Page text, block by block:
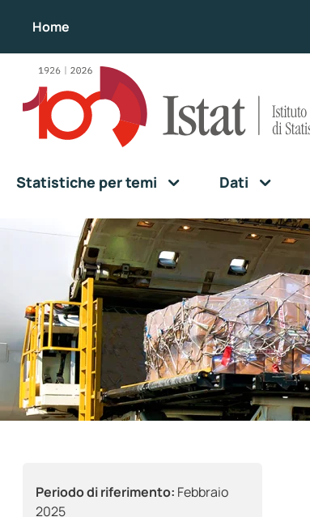
Home
Statistiche per temi Dati
Periodo di riferimento: Febbraio
2025